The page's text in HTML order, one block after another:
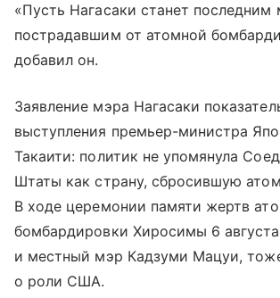
«Пусть Нагасаки станет последним
пострадавшим от атомной
добавил он.
Заявление мэра Нагасаки
выступления премьер-министра
Такаити: политик не упомянула
Штаты как страну, сбросившую
В ходе церемонии памяти жертв
бомбардировки Хиросимы 6 августа
и местный мэр Кадзуми Мацуи,
о роли США.